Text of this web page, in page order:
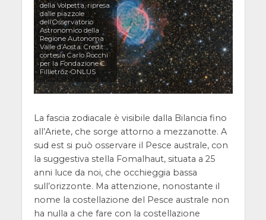
della Volpetta, ripresa
dalle piazzole
dell’Osservatorio
Astronomico della
Regione Autonoma
Valle d’Aosta. Credit:
cortesia Carlo Rocchi
per la Fondazione C.
Fillietroz-ONLUS
La fascia zodiacale è visibile dalla Bilancia fino
all’Ariete, che sorge attorno a mezzanotte. A
sud est si può osservare il Pesce australe, con
la suggestiva stella Fomalhaut, situata a 25
anni luce da noi, che occhieggia bassa
sull’orizzonte. Ma attenzione, nonostante il
nome la costellazione del Pesce australe non
ha nulla a che fare con la costellazione